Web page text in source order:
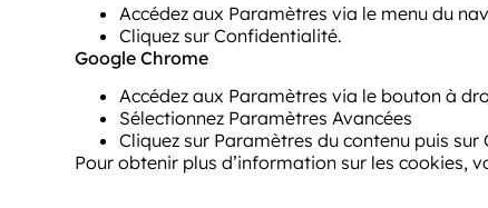
Accédez aux Paramètres via le menu du
Cliquez sur Confidentialité.
Google Chrome
Accédez aux Paramètres via le bouton à
Sélectionnez Paramètres Avancées
Cliquez sur Paramètres du contenu puis sur
Pour obtenir plus d’information sur les cookies,